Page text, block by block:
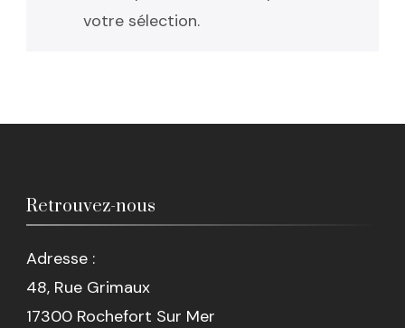
votre sélection.
Retrouvez-nous
Adresse :
48, Rue Grimaux
17300 Rochefort Sur Mer